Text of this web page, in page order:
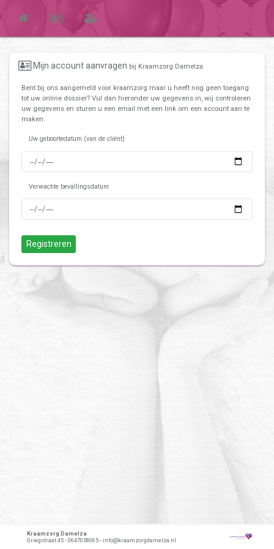
Mijn account aanvragen bij Kraamzorg Damelza
Bent bij ons aangemeld voor kraamzorg maar u heeft nog geen toegang
tot uw online dossier? Vul dan hieronder uw gegevens in, wij controleren
uw gegevens en sturen u een email met een link om een account aan te
maken.
Uw geboortedatum (van de cliënt)
Verwachte bevallingsdatum
Registreren
Kraamzorg Damelza
Griegstraat 45 - 0647058065 - info@kraamzorgdamelza.nl